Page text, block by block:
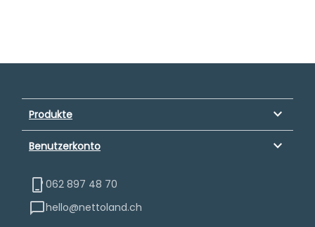
Produkte keyboard_arrow_down
Benutzerkonto keyboard_arrow_down
062 897 48 70
hello@nettoland.ch